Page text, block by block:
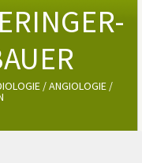
/ ANGIOLOGIE /